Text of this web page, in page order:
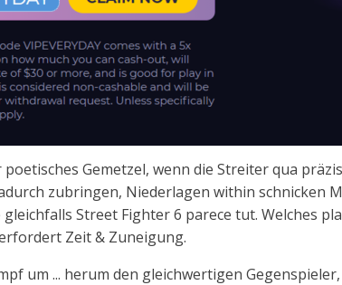
Gemetzel, wenn die Streiter qua
zubringen, Niederlagen within
Street Fighter 6 parece tut. Welches
Zeit & Zuneigung.
um ... herum den gleichwertigen